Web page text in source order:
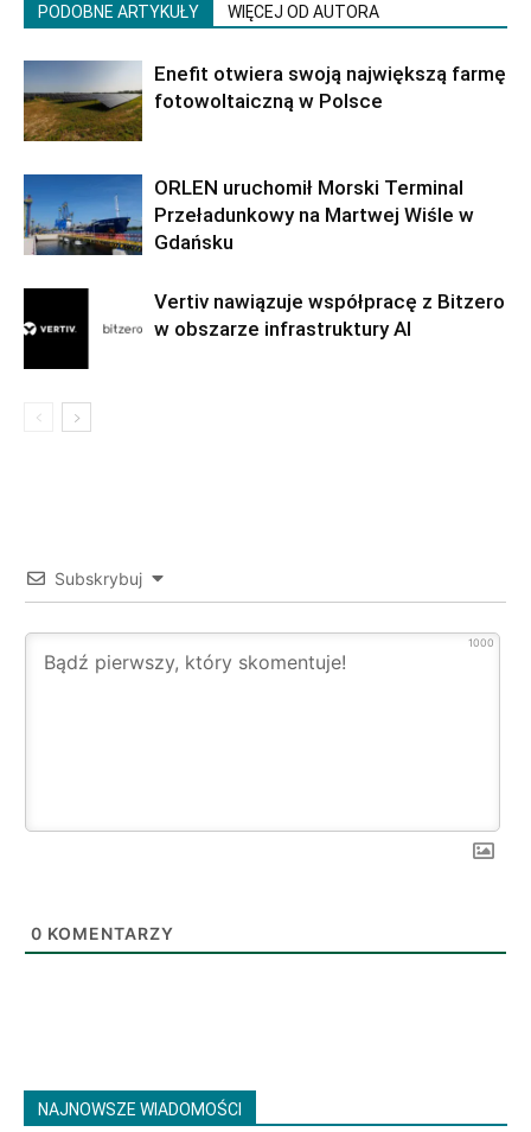
PODOBNE ARTYKUŁY WIĘCEJ OD AUTORA
Enefit otwiera swoją największą farmę
fotowoltaiczną w Polsce
ORLEN uruchomił Morski Terminal
Przeładunkowy na Martwej Wiśle w
Gdańsku
Vertiv nawiązuje współpracę z Bitzero
w obszarze infrastruktury AI
Subskrybuj
1000
0 KOMENTARZY
NAJNOWSZE WIADOMOŚCI